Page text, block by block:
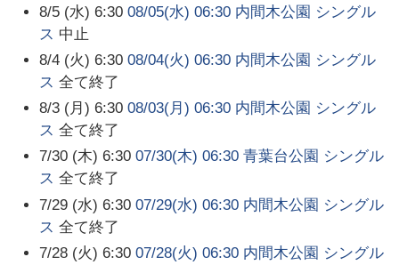
8/5 (水) 6:30 08/05(水) 06:30 内間木公園 シングル
ス 中止
8/4 (火) 6:30 08/04(火) 06:30 内間木公園 シングル
ス 全て終了
8/3 (月) 6:30 08/03(月) 06:30 内間木公園 シングル
ス 全て終了
7/30 (木) 6:30 07/30(木) 06:30 青葉台公園 シングル
ス 全て終了
7/29 (水) 6:30 07/29(水) 06:30 内間木公園 シングル
ス 全て終了
7/28 (火) 6:30 07/28(火) 06:30 内間木公園 シングル